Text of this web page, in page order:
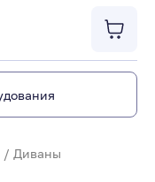
/ Диваны